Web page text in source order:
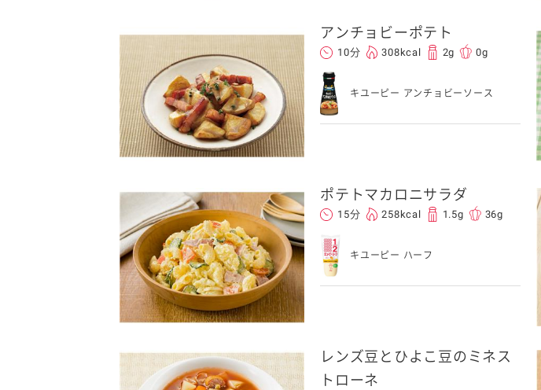
アンチョビーポテト
10分 308kcal 2g 0g
キユーピー アンチョビーソース
ポテトマカロニサラダ
15分 258kcal 1.5g 36g
キユーピー ハーフ
レンズ豆とひよこ豆のミネス
トローネ